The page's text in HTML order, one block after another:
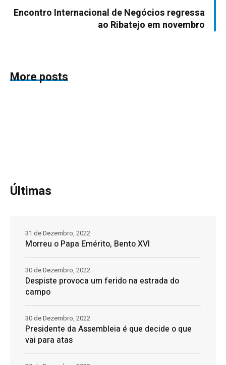
Encontro Internacional de Negócios regressa
ao Ribatejo em novembro
More posts
Últimas
Morreu o Papa Emérito, Bento XVI
31 de Dezembro, 2022
Despiste provoca um ferido na estrada do
campo
30 de Dezembro, 2022
Presidente da Assembleia é que decide o que
vai para atas
30 de Dezembro, 2022